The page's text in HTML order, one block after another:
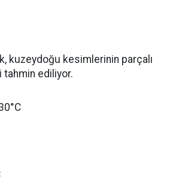
kuzeydoğu kesimlerinin parçalı
ediliyor.